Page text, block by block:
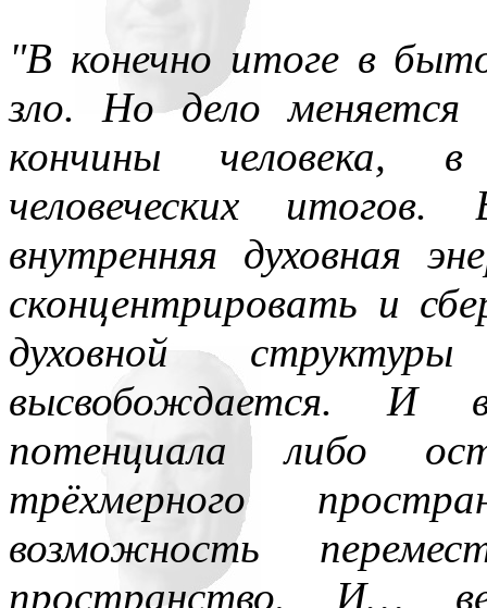
"В конечно итоге в
зло. Но дело
кончины человека,
человеческих
внутренняя духовная
сконцентрировать и
духовной
высвобождается. И
потенциала либо
трёхмерного
возможность
пространство. И…